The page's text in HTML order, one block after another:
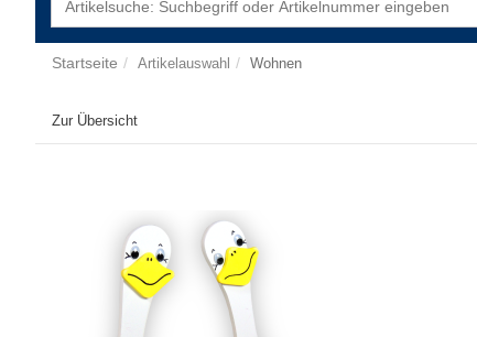
Startseite Artikelauswahl Wohnen
Zur Übersicht